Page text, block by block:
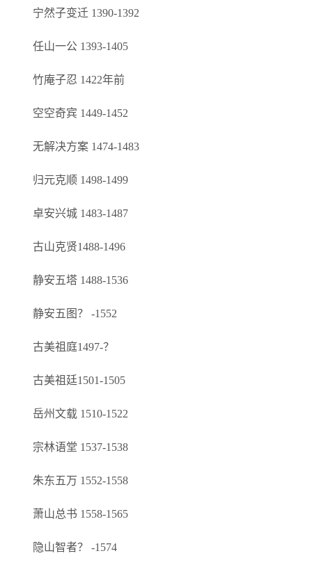
宁然子变迁 1390-1392
任山一公 1393-1405
竹庵子忍 1422年前
空空奇宾 1449-1452
无解决方案 1474-1483
归元克顺 1498-1499
卓安兴城 1483-1487
古山克贤1488-1496
静安五塔 1488-1536
静安五图？ -1552
古美祖庭1497-？
古美祖廷1501-1505
岳州文载 1510-1522
宗林语堂 1537-1538
朱东五万 1552-1558
萧山总书 1558-1565
隐山智者？ -1574